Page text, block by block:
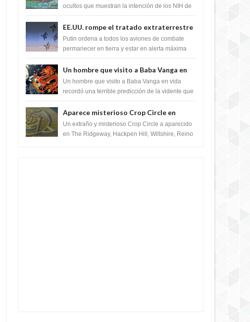
crear el SARS-CoV-2, utilizando la
ocultos que muestran la intención de los NIH de
EE.UU. rompe el tratado extraterrestre
y se prepara para destruir el misterioso
satélite "Caballero Negro"
Putin ordena a todos los aviones de combate
permanecer en tierra y estar en alerta máxima
el ...
Un hombre que visito a Baba Vanga en
vida recordó la terrible predicción de la
vidente para febrero de 2022.
Un hombre que visito a Baba Vanga en vida
recordó una terrible predicción de la vidente que
pron...
Aparece misterioso Crop Circle en
Reino Unido 23 de junio 2016
Un extraño y misterioso Crop Circle a aparecido
en The Ridgeway, Hackpen Hill, Wiltshire, Reino